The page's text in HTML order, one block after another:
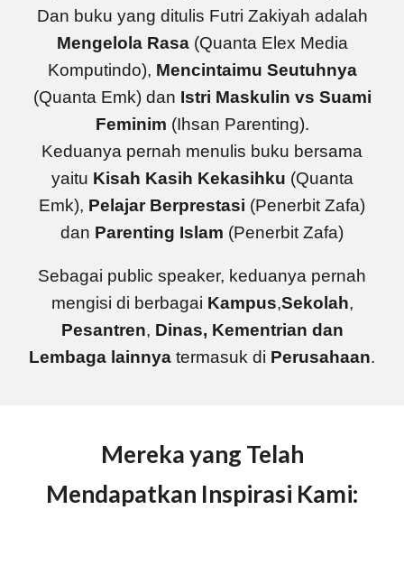
Dan buku yang ditulis Futri Zakiyah adalah
Mengelola Rasa(Quanta Elex Media
Komputindo), Mencintaimu Seutuhnya
(Quanta Emk) dan Istri Maskulin vs Suami
Feminim (Ihsan Parenting).
Keduanya pernah menulis buku bersama
yaitu Kisah Kasih Kekasihku (Quanta
Emk), Pelajar Berprestasi (Penerbit Zafa)
dan Parenting Islam (Penerbit Zafa)
Sebagai public speaker, keduanya pernah
mengisi di berbagai Kampus,Sekolah,
Pesantren, Dinas, Kementrian dan
Lembaga lainnya termasuk di Perusahaan.
Mereka yang Telah
Mendapatkan Inspirasi Kami: